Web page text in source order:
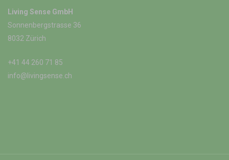
Living Sense GmbH
Sonnenbergstrasse 36
8032 Zürich
+41 44 260 71 85
info@livingsense.ch